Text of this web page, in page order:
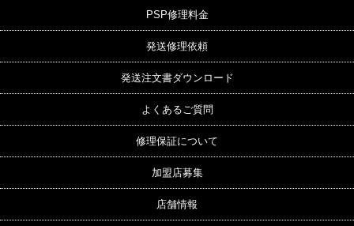
PSP修理料金
発送修理依頼
発送注文書ダウンロード
よくあるご質問
修理保証について
加盟店募集
店舗情報